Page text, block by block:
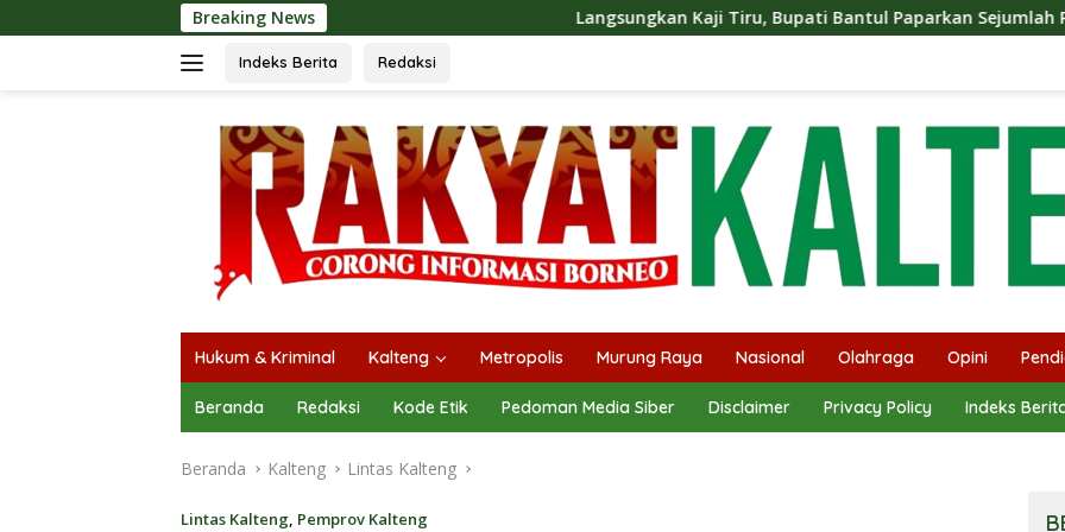
ke
Breaking News Langsungkan Kaji Tiru, Bupati Bantul Paparkan Sejumlah Program
Indeks Berita Redaksi
Hukum & Kriminal Kalteng Metropolis Murung Raya Nasional Olahraga Opini
Beranda Redaksi Kode Etik Pedoman Media Siber Disclaimer Privacy Policy Indeks
Beranda Kalteng Lintas Kalteng
Lintas Kalteng, Pemprov Kalteng